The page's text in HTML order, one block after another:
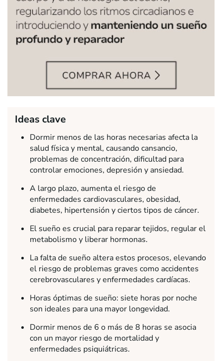
Ideas clave
Dormir menos de las horas necesarias afecta la
salud física y mental, causando cansancio,
problemas de concentración, dificultad para
controlar emociones, depresión y ansiedad.
A largo plazo, aumenta el riesgo de
enfermedades cardiovasculares, obesidad,
diabetes, hipertensión y ciertos tipos de cáncer.
El sueño es crucial para reparar tejidos, regular el
metabolismo y liberar hormonas.
La falta de sueño altera estos procesos, elevando
el riesgo de problemas graves como accidentes
cerebrovasculares y enfermedades cardíacas.
Horas óptimas de sueño: siete horas por noche
son ideales para una mayor longevidad.
Dormir menos de 6 o más de 8 horas se asocia
con un mayor riesgo de mortalidad y
enfermedades psiquiátricas.